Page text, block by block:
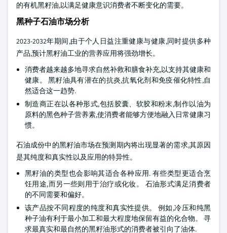
的有机黑籽油,以满足健康意识消费者不断变化的需要。
黑种子石油市场分析
2023-2032年期间,由于个人日益注重健康与健康,同时提供多种
产品,预计黑籽油工业的营养应用将强劲增长。
消费者越来越多地寻求自然补救和膳食补充,以支持其健康和
健康。 黑籽油具有潜在的抗炎,抗氧化剂和免疫催化特性,自
然适合这一趋势.
制造商正在以各种形式,包括胶囊、软胶和粉末,制作以油为
原料的黑色种子营养素,使消费者能够方便地融入日常健康习
惯。
石油成份中的黑籽油市场在预测期内将出现显著的需求,其原因
是其纯度和真实性以及应用的特异性。
黑籽油的类型也会影响其适合各种应用. 有些类型更适合烹
饪用途,而另一些则用于治疗或化妆。 石油形式满足消费者
的不同需要和偏好。
该产品按不同程度的纯度和真实性提供。 例如,冷压和纯黑
种子油有利于最小加工和最大程度地保留有益的化合物。 寻
求最真实和最自然的黑籽油形式的消费者被引向了油体.